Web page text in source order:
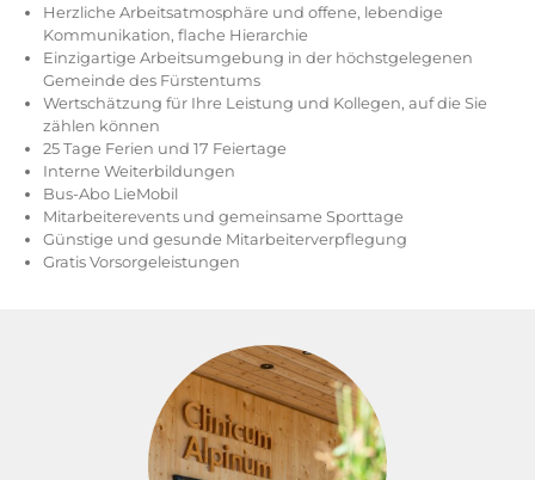
Herzliche Arbeitsatmosphäre und offene, lebendige
Kommunikation, flache Hierarchie
Einzigartige Arbeitsumgebung in der höchstgelegenen
Gemeinde des Fürstentums
Wertschätzung für Ihre Leistung und Kollegen, auf die Sie
zählen können
25 Tage Ferien und 17 Feiertage
Interne Weiterbildungen
Bus-Abo LieMobil
Mitarbeiterevents und gemeinsame Sporttage
Günstige und gesunde Mitarbeiterverpflegung
Gratis Vorsorgeleistungen